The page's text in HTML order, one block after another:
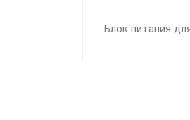
Блок питания